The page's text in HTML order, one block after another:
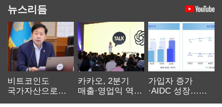
뉴스리듬
비트코인도
국가자산으로…'
카카오, 2분기
매출·영업익 역대
가입자 증가
·AIDC 성장…